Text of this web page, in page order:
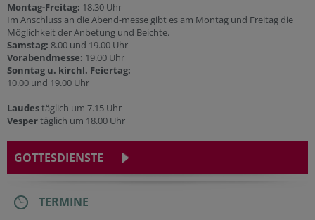
Montag-Freitag: 18.30 Uhr
Im Anschluss an die Abend-messe gibt es am Montag und Freitag die
Möglichkeit der Anbetung und Beichte.
Samstag: 8.00 und 19.00 Uhr
Vorabendmesse: 19.00 Uhr
Sonntag u. kirchl. Feiertag:
10.00 und 19.00 Uhr
Laudestäglich um 7.15 Uhr
Vespertäglich um 18.00 Uhr
GOTTESDIENSTE
TERMINE